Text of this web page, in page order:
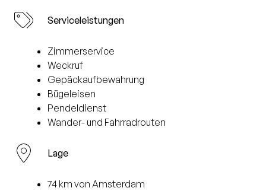
Serviceleistungen
Zimmerservice
Weckruf
Gepäckaufbewahrung
Bügeleisen
Pendeldienst
Wander- und Fahrradrouten
Lage
74 km von Amsterdam